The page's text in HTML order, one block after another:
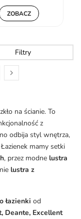
ZOBACZ
Filtry

na ścianie. To
z
odbija styl wnętrza,
mamy setki
, przez modne lustra
lustra z
łazienki od
Deante, Excellent